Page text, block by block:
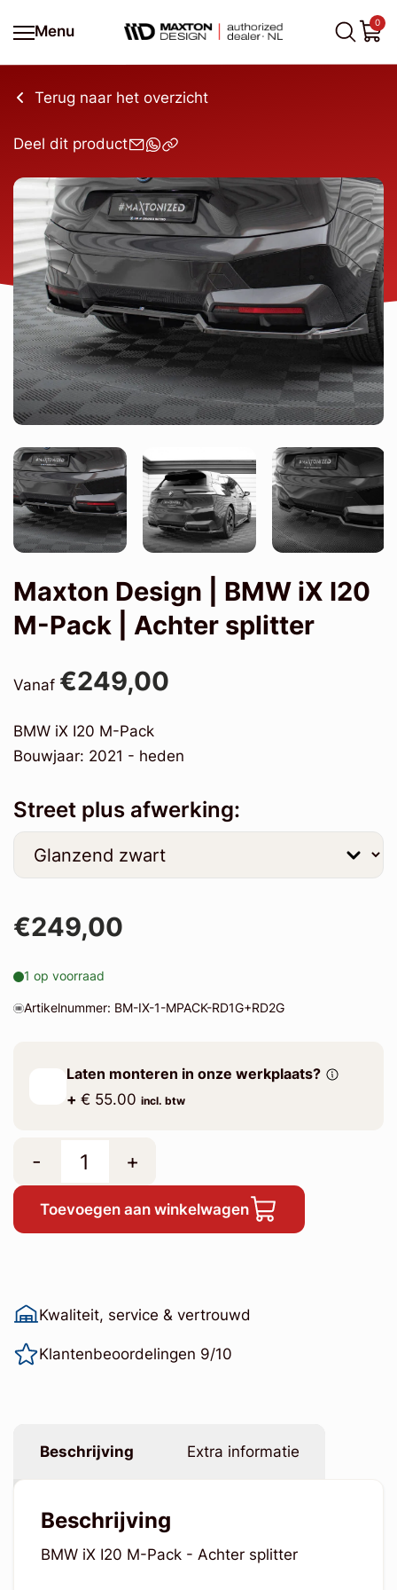
Menu
0
Terug naar het overzicht
Deel dit product
Maxton Design | BMW iX I20
M-Pack | Achter splitter
Vanaf €249,00
BMW iX I20 M-Pack
Bouwjaar: 2021 - heden
Street plus afwerking:
€249,00
1 op voorraad
Artikelnummer: BM-IX-1-MPACK-RD1G+RD2G
Laten monteren in onze werkplaats?
+ € 55.00 incl. btw
- +
Toevoegen aan winkelwagen
Kwaliteit, service & vertrouwd
Klantenbeoordelingen 9/10
Beschrijving Extra informatie
Beschrijving
BMW iX I20 M-Pack - Achter splitter